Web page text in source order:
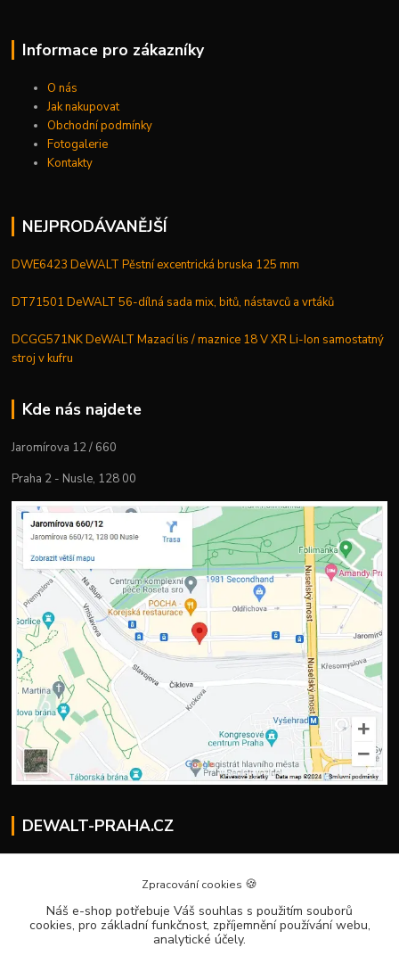
Informace pro zákazníky
O nás
Jak nakupovat
Obchodní podmínky
Fotogalerie
Kontakty
NEJPRODÁVANĚJŠÍ
DWE6423 DeWALT Pěstní excentrická bruska 125 mm
DT71501 DeWALT 56-dílná sada mix, bitů, nástavců a vrtáků
DCGG571NK DeWALT Mazací lis / maznice 18 V XR Li-Ion samostatný
stroj v kufru
Kde nás najdete
Jaromírova 12 / 660
Praha 2 - Nusle, 128 00
DEWALT-PRAHA.CZ
+420 224 936 535
info@dewalt-praha.cz
Zpracování cookies 🍪
Náš e-shop potřebuje Váš souhlas s použitím souborů
cookies, pro základní funkčnost, zpříjemnění používání webu,
analytické účely.